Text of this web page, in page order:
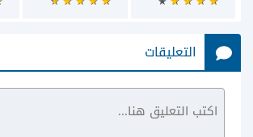
Firefox
التعليقات